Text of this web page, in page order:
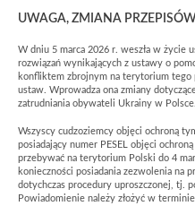
UWAGA, ZMIANA
W dniu 5 marca 2026 r. weszła w życie
rozwiązań wynikających z ustawy o
konfliktem zbrojnym na terytorium tego
ustaw. Wprowadza ona zmiany
zatrudniania obywateli Ukrainy w Polsce.
Wszyscy cudzoziemcy objęci ochroną
posiadający numer PESEL objęci
przebywać na terytorium Polski do 4
konieczności posiadania zezwolenia na
dotychczas procedury uproszczonej, tj.
Powiadomienie należy złożyć w